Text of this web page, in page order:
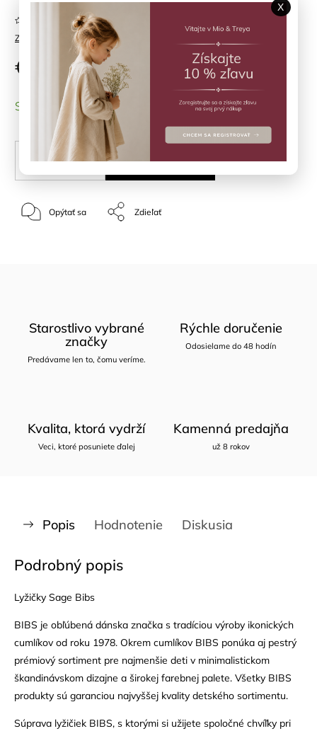
Značka:
Neohodnotené
€12,90
SKLADOM (1 ks)
PRIDAŤ DO KOŠÍKA
Opýtať sa Zdieľať
Starostlivo vybrané
značky
Predávame len to, čomu veríme.
Rýchle doručenie
Odosielame do 48 hodín
Kvalita, ktorá vydrží
Veci, ktoré posuniete ďalej
Kamenná predajňa
už 8 rokov
Popis Hodnotenie Diskusia
Podrobný popis
Lyžičky Sage Bibs
BIBS je obľúbená dánska značka s tradíciou výroby ikonických
cumlíkov od roku 1978. Okrem cumlíkov BIBS ponúka aj pestrý
prémiový sortiment pre najmenšie deti v minimalistickom
škandinávskom dizajne a širokej farebnej palete. Všetky BIBS
produkty sú garanciou najvyššej kvality detského sortimentu.
Súprava lyžičiek BIBS, s ktorými si užijete spoločné chvíľky pri
X